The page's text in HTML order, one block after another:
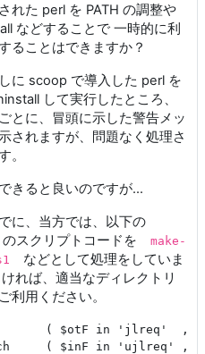
れた perl を PATH の調整や
などすることで 一時的に利
ることはできますか？
に scoop で導入した perl を
して実行したところ、
とに、冒頭に示した警告メッ
されますが、問題なく処理さ
。
きると良いのですが...
に、当方では、以下の
のスクリプトコードをmake-
などとして処理をしていま
れば、適当なディレクトリ
利用ください。
( $otF in 'jlreq'  ,
( $inF in 'ujlreq' ,